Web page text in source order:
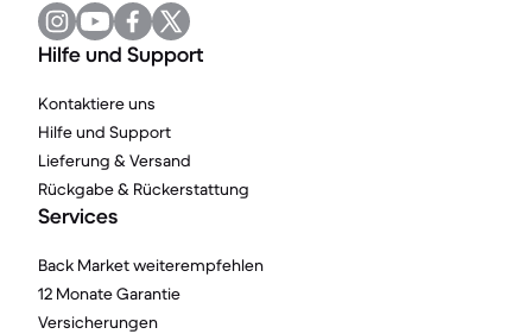
Hilfe und Support
Kontaktiere uns
Hilfe und Support
Lieferung & Versand
Rückgabe & Rückerstattung
Services
Back Market weiterempfehlen
12 Monate Garantie
Versicherungen